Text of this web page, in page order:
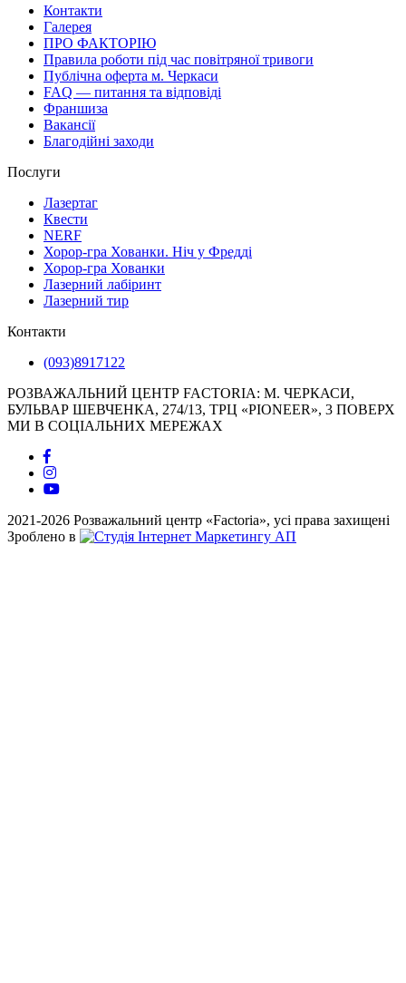
Контакти
Галерея
ПРО ФАКТОРІЮ
Правила роботи під час повітряної тривоги
Публічна оферта м. Черкаси
FAQ — питання та відповіді
Франшиза
Вакансії
Благодійні заходи
Послуги
Лазертаг
Квести
NERF
Хорор-гра Хованки. Ніч у Фредді
Хорор-гра Хованки
Лазерний лабіринт
Лазерний тир
Контакти
(093)8917122
РОЗВАЖАЛЬНИЙ ЦЕНТР FACTORIA: М. ЧЕРКАСИ,
БУЛЬВАР ШЕВЧЕНКА, 274/13, ТРЦ «PIONEER», 3 ПОВЕРХ
МИ В СОЦІАЛЬНИХ МЕРЕЖАХ
2021-2026 Розважальний центр «Factoria», усі права захищені
Зроблено в